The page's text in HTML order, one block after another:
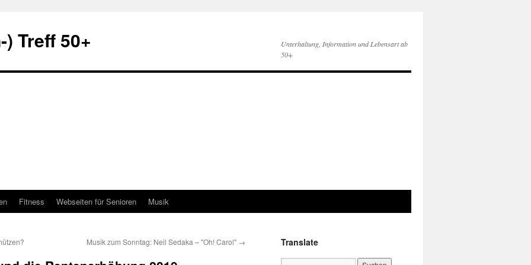
Treff 50+
Unterhaltung, Information und Lebensart ab
50+
Fitness Webseiten für Senioren Musik
Musik zum Sonntag: Neil Sedaka – "Oh! Carol" → Translate